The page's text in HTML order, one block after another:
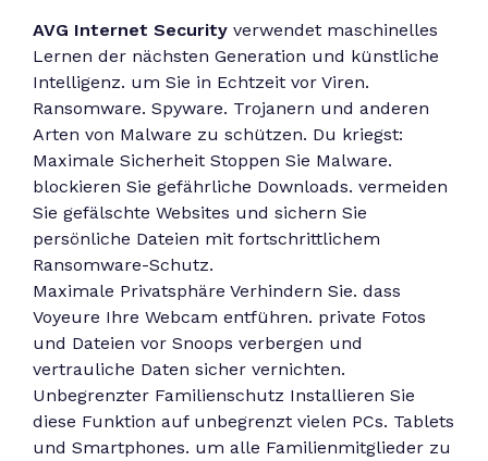
AVG Internet Security verwendet maschinelles
Lernen der nächsten Generation und künstliche
Intelligenz. um Sie in Echtzeit vor Viren.
Ransomware. Spyware. Trojanern und anderen
Arten von Malware zu schützen. Du kriegst:
Maximale Sicherheit Stoppen Sie Malware.
blockieren Sie gefährliche Downloads. vermeiden
Sie gefälschte Websites und sichern Sie
persönliche Dateien mit fortschrittlichem
Ransomware-Schutz.
Maximale Privatsphäre Verhindern Sie. dass
Voyeure Ihre Webcam entführen. private Fotos
und Dateien vor Snoops verbergen und
vertrauliche Daten sicher vernichten.
Unbegrenzter Familienschutz Installieren Sie
diese Funktion auf unbegrenzt vielen PCs. Tablets
und Smartphones. um alle Familienmitglieder zu